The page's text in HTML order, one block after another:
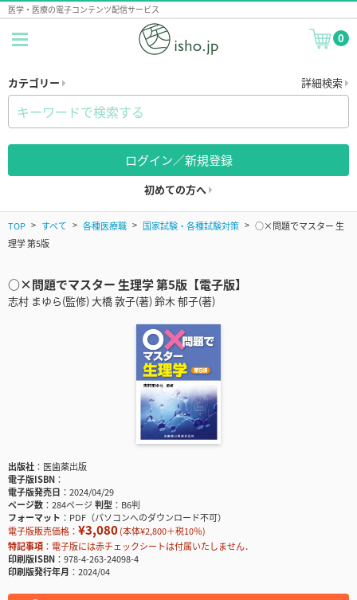
医学・医療の電子コンテンツ配信サービス
0
カテゴリー 詳細検索
ログイン／新規登録
初めての方へ
TOP すべて 各種医療職 国家試験・各種試験対策
○×問題でマスター 生
理学 第5版
○×問題でマスター 生理学 第5版【電子版】
志村 まゆら(監修) 大橋 敦子(著) 鈴木 郁子(著)
出版社
医歯薬出版
電子版ISBN
電子版発売日
2024/04/29
ページ数
284ページ判型
B6判
フォーマット
PDF（パソコンへのダウンロード不可）
電子版販売価格： ¥3,080(本体¥2,800＋税10％)
特記事項
電子版には赤チェックシートは付属いたしません．
印刷版ISBN
978-4-263-24098-4
印刷版発行年月
2024/04